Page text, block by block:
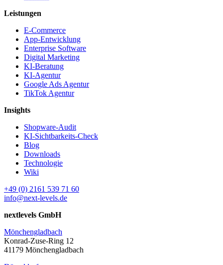
Leistungen
E-Commerce
App-Entwicklung
Enterprise Software
Digital Marketing
KI-Beratung
KI-Agentur
Google Ads Agentur
TikTok Agentur
Insights
Shopware-Audit
KI-Sichtbarkeits-Check
Blog
Downloads
Technologie
Wiki
+49 (0) 2161 539 71 60
info@next-levels.de
nextlevels GmbH
Mönchengladbach
Konrad-Zuse-Ring 12
41179 Mönchengladbach